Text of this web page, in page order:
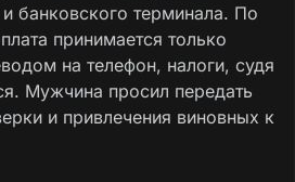
банковского терминала. По
принимается только
на телефон, налоги, судя
Мужчина просил передать
и привлечения виновных к